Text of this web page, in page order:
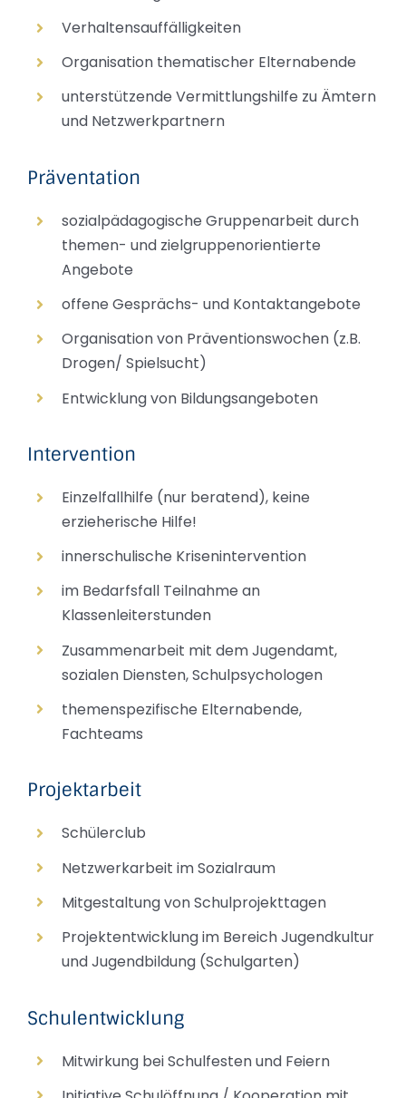
Verhaltensauffälligkeiten
Organisation thematischer Elternabende
unterstützende Vermittlungshilfe zu Ämtern
und Netzwerkpartnern
Präventation
sozialpädagogische Gruppenarbeit durch
themen- und zielgruppenorientierte
Angebote
offene Gesprächs- und Kontaktangebote
Organisation von Präventionswochen (z.B.
Drogen/ Spielsucht)
Entwicklung von Bildungsangeboten
Intervention
Einzelfallhilfe (nur beratend), keine
erzieherische Hilfe!
innerschulische Krisenintervention
im Bedarfsfall Teilnahme an
Klassenleiterstunden
Zusammenarbeit mit dem Jugendamt,
sozialen Diensten, Schulpsychologen
themenspezifische Elternabende,
Fachteams
Projektarbeit
Schülerclub
Netzwerkarbeit im Sozialraum
Mitgestaltung von Schulprojekttagen
Projektentwicklung im Bereich Jugendkultur
und Jugendbildung (Schulgarten)
Schulentwicklung
Mitwirkung bei Schulfesten und Feiern